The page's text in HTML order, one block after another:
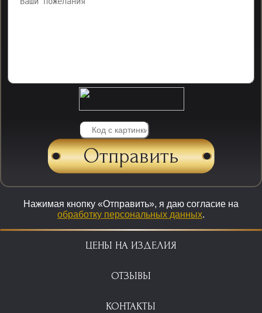
Нажимая кнопку «Отправить», я даю согласие на
обработку персональных данных.
ЦЕНЫ НА ИЗДЕЛИЯ
ОТЗЫВЫ
КОНТАКТЫ